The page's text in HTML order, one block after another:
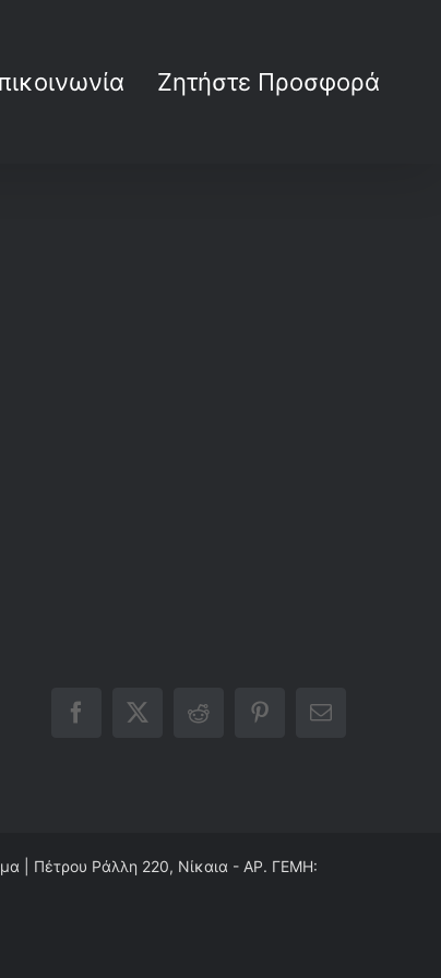
Ζητήστε Προσφορά
Facebook
X RedditPinterestEmail
| Πέτρου Ράλλη 220, Νίκαια - ΑΡ. ΓΕΜΗ: